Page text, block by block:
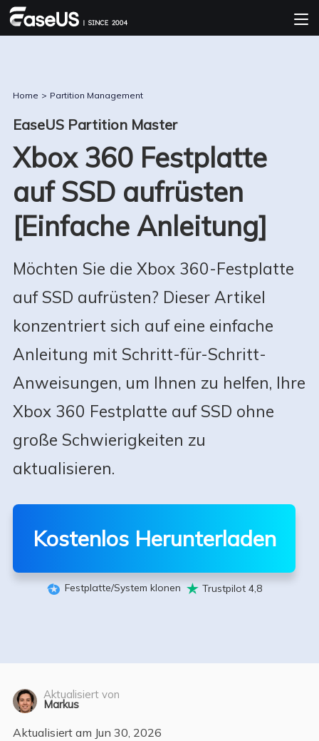
Home > Partition Management
EaseUS Partition Master
Xbox 360 Festplatte
auf SSD aufrüsten
[Einfache Anleitung]
Möchten Sie die Xbox 360-Festplatte
auf SSD aufrüsten? Dieser Artikel
konzentriert sich auf eine einfache
Anleitung mit Schritt-für-Schritt-
Anweisungen, um Ihnen zu helfen, Ihre
Xbox 360 Festplatte auf SSD ohne
große Schwierigkeiten zu
aktualisieren.
Kostenlos Herunterladen
 Festplatte/System klonen  Trustpilot 4,8
Aktualisiert von
Markus
Aktualisiert am Jun 30, 2026